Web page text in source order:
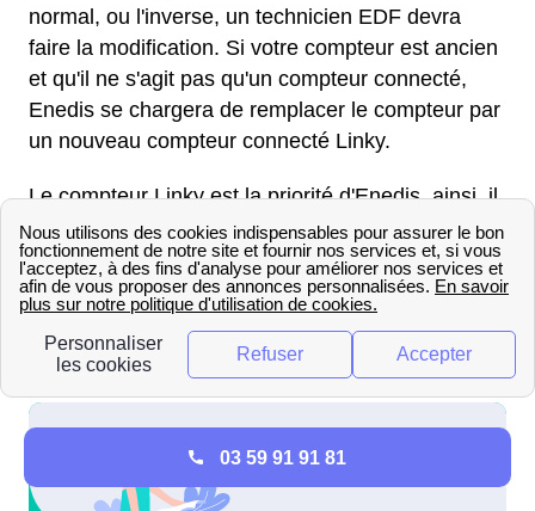
normal, ou l'inverse, un technicien EDF devra
faire la modification. Si votre compteur est ancien
et qu'il ne s'agit pas qu'un compteur connecté,
Enedis se chargera de remplacer le compteur par
un nouveau compteur connecté Linky.
Le compteur Linky est la priorité d'Enedis, ainsi, il
est très difficile de refuser son installation. Pour
obtenir des informations sur la mise en service de
l'électricité dans une ville voisine de Saint-
Gervais, référez-vous aux démarches sur le
un compteur au Fenouiller.
03 59 91 91 81